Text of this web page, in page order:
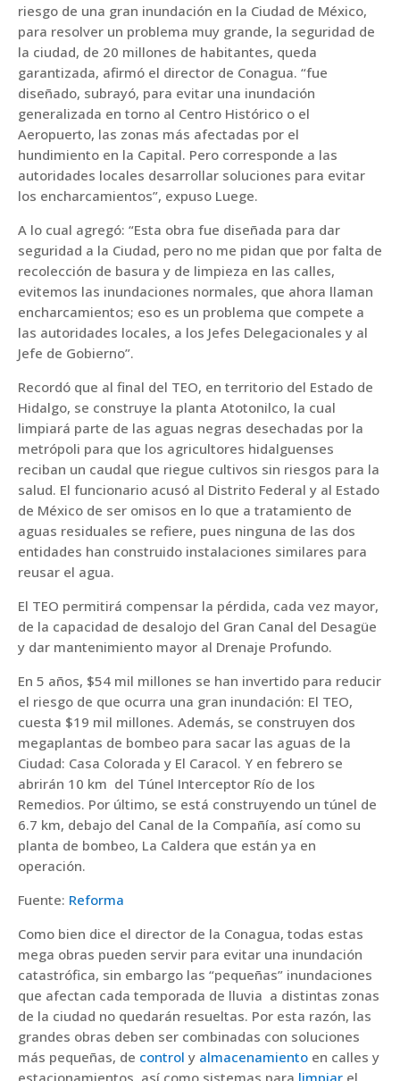
riesgo de una gran inundación en la Ciudad de México,
para resolver un problema muy grande, la seguridad de
la ciudad, de 20 millones de habitantes, queda
garantizada, afirmó el director de Conagua. “fue
diseñado, subrayó, para evitar una inundación
generalizada en torno al Centro Histórico o el
Aeropuerto, las zonas más afectadas por el
hundimiento en la Capital. Pero corresponde a las
autoridades locales desarrollar soluciones para evitar
los encharcamientos”, expuso Luege.
A lo cual agregó: “Esta obra fue diseñada para dar
seguridad a la Ciudad, pero no me pidan que por falta de
recolección de basura y de limpieza en las calles,
evitemos las inundaciones normales, que ahora llaman
encharcamientos; eso es un problema que compete a
las autoridades locales, a los Jefes Delegacionales y al
Jefe de Gobierno”.
Recordó que al final del TEO, en territorio del Estado de
Hidalgo, se construye la planta Atotonilco, la cual
limpiará parte de las aguas negras desechadas por la
metrópoli para que los agricultores hidalguenses
reciban un caudal que riegue cultivos sin riesgos para la
salud. El funcionario acusó al Distrito Federal y al Estado
de México de ser omisos en lo que a tratamiento de
aguas residuales se refiere, pues ninguna de las dos
entidades han construido instalaciones similares para
reusar el agua.
El TEO permitirá compensar la pérdida, cada vez mayor,
de la capacidad de desalojo del Gran Canal del Desagüe
y dar mantenimiento mayor al Drenaje Profundo.
En 5 años, $54 mil millones se han invertido para reducir
el riesgo de que ocurra una gran inundación: El TEO,
cuesta $19 mil millones. Además, se construyen dos
megaplantas de bombeo para sacar las aguas de la
Ciudad: Casa Colorada y El Caracol. Y en febrero se
abrirán 10 km del Túnel Interceptor Río de los
Remedios. Por último, se está construyendo un túnel de
6.7 km, debajo del Canal de la Compañía, así como su
planta de bombeo, La Caldera que están ya en
operación.
Fuente: Reforma
Como bien dice el director de la Conagua, todas estas
mega obras pueden servir para evitar una inundación
catastrófica, sin embargo las “pequeñas” inundaciones
que afectan cada temporada de lluvia a distintas zonas
de la ciudad no quedarán resueltas. Por esta razón, las
grandes obras deben ser combinadas con soluciones
más pequeñas, de control y almacenamiento en calles y
estacionamientos, así como sistemas para limpiar el